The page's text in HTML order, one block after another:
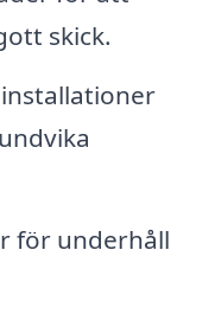
skick.
för underhåll